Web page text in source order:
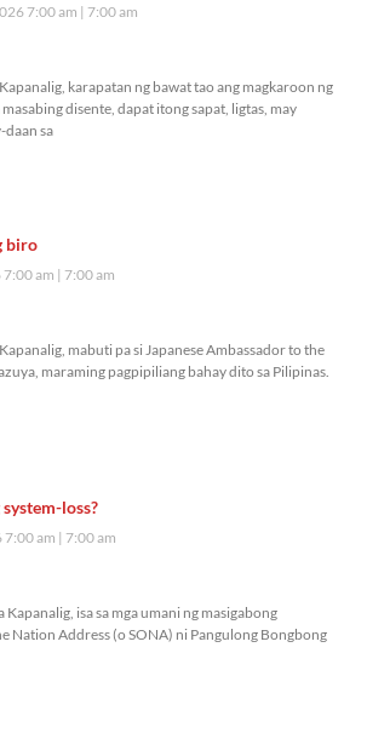
7:00 am 7:00 am
karapatan ng bawat tao ang magkaroon ng
disente, dapat itong sapat, ligtas, may
daan sa
biro
7:00 am 7:00 am
mabuti pa si Japanese Ambassador to the
maraming pagpipiliang bahay dito sa Pilipinas.
loss?
7:00 am 7:00 am
isa sa mga umani ng masigabong
Nation Address (o SONA) ni Pangulong Bongbong